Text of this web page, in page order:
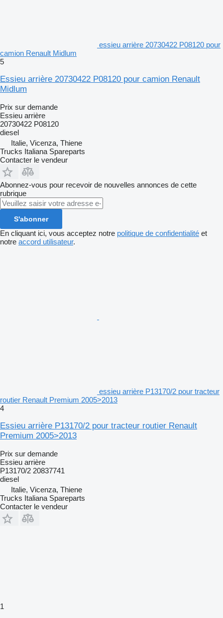
essieu arrière 20730422 P08120 pour
camion Renault Midlum
5
Essieu arrière 20730422 P08120 pour camion Renault
Midlum
Prix sur demande
Essieu arrière
20730422 P08120
diesel
Italie, Vicenza, Thiene
Trucks Italiana Spareparts
Contacter le vendeur
Abonnez-vous pour recevoir de nouvelles annonces de cette
rubrique
S'abonner
En cliquant ici, vous acceptez notre politique de confidentialité et
notre accord utilisateur.
essieu arrière P13170/2 pour tracteur
routier Renault Premium 2005>2013
4
Essieu arrière P13170/2 pour tracteur routier Renault
Premium 2005>2013
Prix sur demande
Essieu arrière
P13170/2 20837741
diesel
Italie, Vicenza, Thiene
Trucks Italiana Spareparts
Contacter le vendeur
1